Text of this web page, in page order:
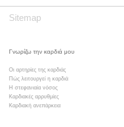
Sitemap
Γνωρίζω την καρδιά μου
Οι αρτηρίες της καρδιάς
Πώς λειτουργεί η καρδιά
Η στεφανιαία νόσος
Καρδιακές αρρυθμίες
Καρδιακή ανεπάρκεια